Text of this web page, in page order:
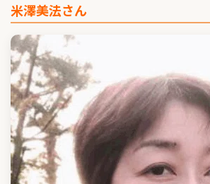
米澤美法さん